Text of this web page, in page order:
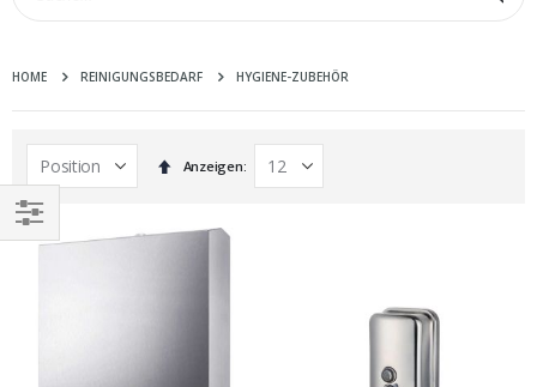
HOME REINIGUNGSBEDARF HYGIENE-ZUBEHÖR
In
absteigender
Anzeigen
EINKAUFEN